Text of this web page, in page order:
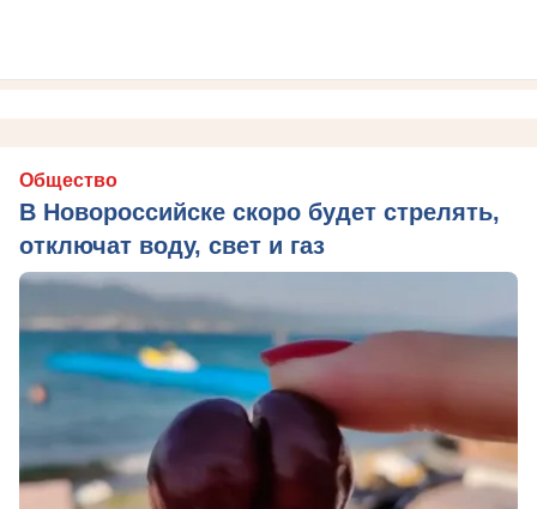
Общество
В Новороссийске скоро будет стрелять,
отключат воду, свет и газ